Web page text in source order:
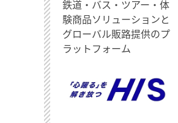
鉄道・バス・ツアー・体
験商品ソリューションと
グローバル販路提供のプ
ラットフォーム